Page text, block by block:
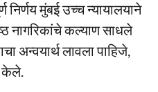
निर्णय मुंबई उच्च न्यायालयाने
नागरिकांचे कल्याण साधले
अन्वयार्थ लावला पाहिजे,
केले.